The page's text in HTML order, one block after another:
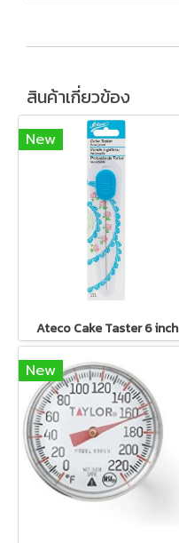
สินค้าเกี่ยวข้อง
New
Ateco Cake Taster 6 inch
New